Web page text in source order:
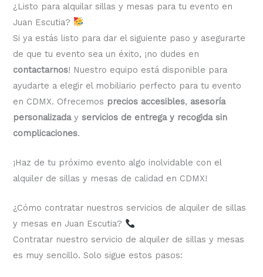
¿Listo para alquilar sillas y mesas para tu evento en
Juan Escutia?
Si ya estás listo para dar el siguiente paso y asegurarte
de que tu evento sea un éxito, ¡no dudes en
contactarnos! Nuestro equipo está disponible para
ayudarte a elegir el mobiliario perfecto para tu evento
en CDMX. Ofrecemos precios accesibles, asesoría
personalizadayservicios de entrega y recogida sin
complicaciones.
¡Haz de tu próximo evento algo inolvidable con el
alquiler de sillas y mesas de calidad en CDMX!
¿Cómo contratar nuestros servicios de alquiler de sillas
y mesas en Juan Escutia?
Contratar nuestro servicio de alquiler de sillas y mesas
es muy sencillo. Solo sigue estos pasos: